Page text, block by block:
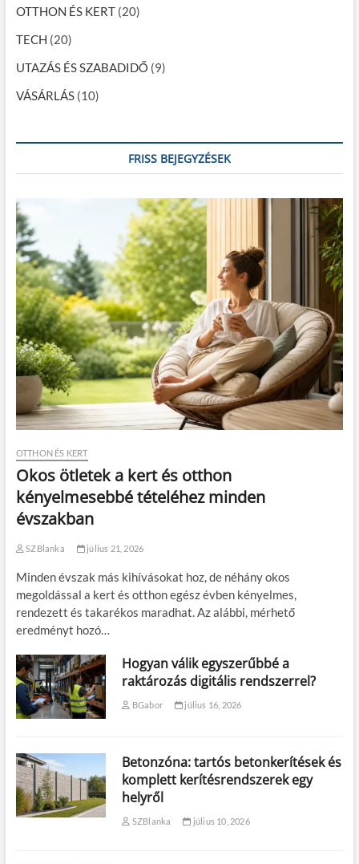
OTTHON ÉS KERT(20)
TECH (20)
UTAZÁS ÉS SZABADIDŐ (9)
VÁSÁRLÁS(10)
FRISS BEJEGYZÉSEK
OTTHON ÉS KERT
Okos ötletek a kert és otthon
kényelmesebbé tételéhez minden
évszakban
SZBlanka július 21, 2026
Minden évszak más kihívásokat hoz, de néhány okos
megoldással a kert és otthon egész évben kényelmes,
rendezett és takarékos maradhat. Az alábbi, mérhető
eredményt hozó…
Hogyan válik egyszerűbbé a
raktározás digitális rendszerrel?
BGabor július 16, 2026
Betonzóna: tartós betonkerítések és
komplett kerítésrendszerek egy
helyről
SZBlanka július 10, 2026